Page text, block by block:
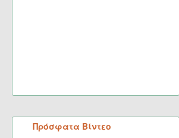
Πρόσφατα Βίντεο